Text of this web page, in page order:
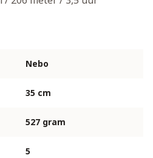
Nebo
35 cm
527 gram
5